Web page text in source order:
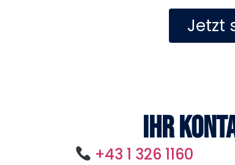
Jetzt
Ihr
+43 1 326 1160